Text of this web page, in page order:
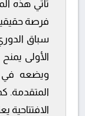
تأتي هذه
فرصة
سباق
الأولى
ويضعه في
المتقدمة.
الافتتاحية